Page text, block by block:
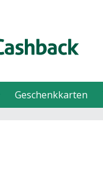
Geschenkkarten